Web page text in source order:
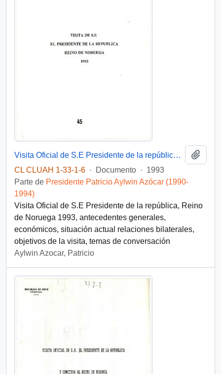
Visita Oficial de S.E Presidente de la república, Reino de Noruega 1993
CL CLUAH 1-33-1-6 · Documento · 1993
Parte de Presidente Patricio Aylwin Azócar (1990-
1994)
Visita Oficial de S.E Presidente de la república, Reino
de Noruega 1993, antecedentes generales,
económicos, situación actual relaciones bilaterales,
objetivos de la visita, temas de conversación
Aylwin Azocar, Patricio